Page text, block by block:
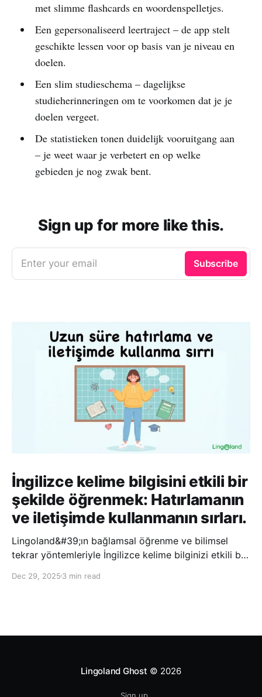
met slimme flashcards en woordenspelletjes.
Een gepersonaliseerd leertraject – de app stelt
geschikte lessen voor op basis van je niveau en
doelen.
Een slim studieschema – dagelijkse
studieherinneringen om te voorkomen dat je je
doelen vergeet.
De statistieken tonen duidelijk vooruitgang aan
– je weet waar je verbetert en op welke
gebieden je nog zwak bent.
Sign up for more like this.
Enter your email Subscribe
İngilizce kelime bilgisini etkili bir
şekilde öğrenmek: Hatırlamanın
ve iletişimde kullanmanın sırları.
Lingoland&#39;ın bağlamsal öğrenme ve bilimsel
tekrar yöntemleriyle İngilizce kelime bilginizi etkili bir
hatırlayabilir ve daha doğal bir şekilde iletişim
Dec 29, 2025 3 min read
Lingoland Ghost © 2026